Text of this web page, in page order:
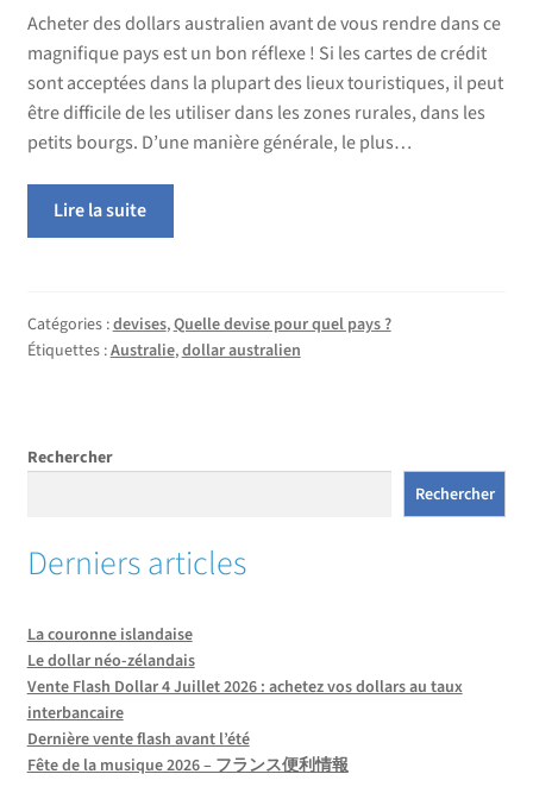
Acheter des dollars australien avant de vous rendre dans ce
magnifique pays est un bon réflexe ! Si les cartes de crédit
sont acceptées dans la plupart des lieux touristiques, il peut
être difficile de les utiliser dans les zones rurales, dans les
petits bourgs. D’une manière générale, le plus…
Lire la suite
Catégories :devises,Quelle devise pour quel pays ?
Étiquettes :Australie,dollar australien
Rechercher
Rechercher
Derniers articles
La couronne islandaise
Le dollar néo-zélandais
Vente Flash Dollar 4 Juillet 2026 : achetez vos dollars au taux
interbancaire
Dernière vente flash avant l’été
Fête de la musique 2026 – フランス便利情報